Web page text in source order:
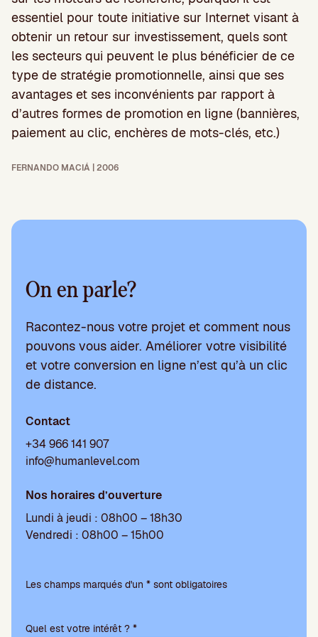
essentiel pour toute initiative sur Internet visant à
obtenir un retour sur investissement, quels sont
les secteurs qui peuvent le plus bénéficier de ce
type de stratégie promotionnelle, ainsi que ses
avantages et ses inconvénients par rapport à
d’autres formes de promotion en ligne (bannières,
paiement au clic, enchères de mots-clés, etc.)
FERNANDO MACIÁ | 2006
On en parle?
Racontez-nous votre projet et comment nous
pouvons vous aider. Améliorer votre visibilité
et votre conversion en ligne n’est qu’à un clic
de distance.
Contact
+34 966 141 907
info@humanlevel.com
Nos horaires d’ouverture
Lundi à jeudi : 08h00 – 18h30
Vendredi : 08h00 – 15h00
e
l
Les champs marqués d'un * sont obligatoires
Quel est votre intérêt ? *